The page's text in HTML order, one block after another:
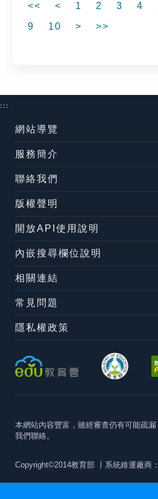
<< < 1 2 3 4
9
10 > >>
:::
網站導覽
服務簡介
聯絡我們
版權聲明
開放API使用說明
內嵌搜尋欄位說明
相關連結
常見問題
隱私權政策
本網站內容豐富，雖經審查仍有可能疏漏
我們聯絡。
Copyright©2014教育部 丨系統維運廠商